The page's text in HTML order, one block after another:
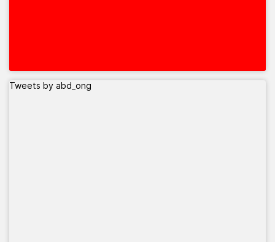
Tweets by abd_ong